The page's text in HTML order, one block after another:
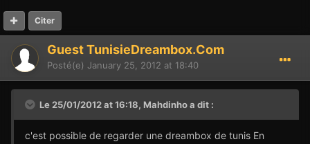
Citer
Guest TunisieDreambox.Com
Posté(e) January 25, 2012 at 18:40
Le 25/01/2012 at 16:18, Mahdinho a dit :
c'est possible de regarder une dreambox de tunis En